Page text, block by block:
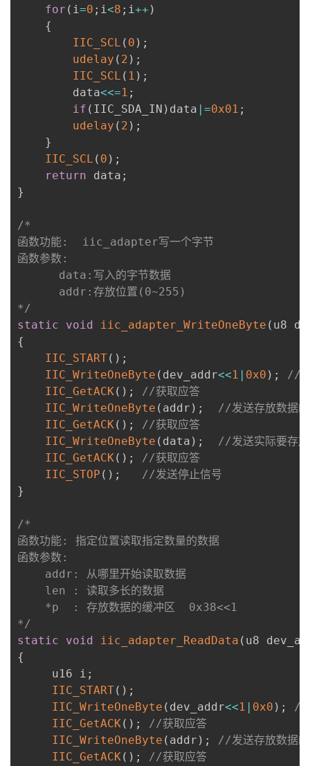
for ( i =0 ; i <8 ; i ++ )
{
IIC_SCL ( 0 ) ;
udelay ( 2 ) ;
IIC_SCL ( 1 ) ;
        data
<<=1 ;
if ( IIC_SDA_IN ) data |=0x01 ;
udelay ( 2 ) ;
}
IIC_SCL ( 0 ) ;
return data ;
}
/*
函数功能:  iic_adapter写一个字节
函数参数:
      data:写入的字节数据
      addr:存放位置(0~255)
*/
static
void iic_adapter_WriteOneByte ( u8
{
IIC_START( ) ;
IIC_WriteOneByte ( dev_addr<<1 | 0x0 ) ;
//发
IIC_GetACK ( ) ;
//获取应答
IIC_WriteOneByte ( addr ) ;
//发送存放数据
IIC_GetACK ( ) ;
//获取应答
IIC_WriteOneByte ( data ) ;
//发送实际要存
IIC_GetACK ( ) ;
//获取应答
IIC_STOP ( ) ;
//发送停止信号
}
/*
函数功能: 指定位置读取指定数量的数据
函数参数:
    addr: 从哪里开始读取数据
    len : 读取多长的数据
    *p  : 存放数据的缓冲区  0x38<<1
*/
static
void iic_adapter_ReadData ( u8
{
     u16 i
;
IIC_START( ) ;
IIC_WriteOneByte ( dev_addr<<1 | 0x0 ) ;
//
IIC_GetACK ( ) ;
//获取应答
IIC_WriteOneByte ( addr ) ;
//发送存放数据
IIC_GetACK ( ) ; //获取应答